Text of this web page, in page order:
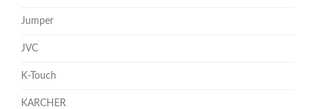
Jumper
JVC
K-Touch
KARCHER